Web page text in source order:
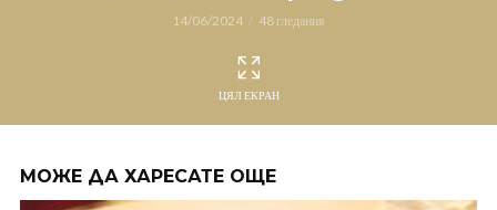
14/06/2024 48 гледания
ЦЯЛ ЕКРАН
МОЖЕ ДА ХАРЕСАТЕ ОЩЕ